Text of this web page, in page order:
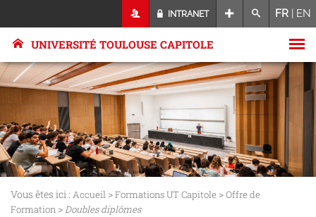
INTRANET FR | EN
UNIVERSITÉ TOULOUSE CAPITOLE
Vous êtes ici : Accueil >Formations UT Capitole >Offre de
Formation >Doubles diplômes